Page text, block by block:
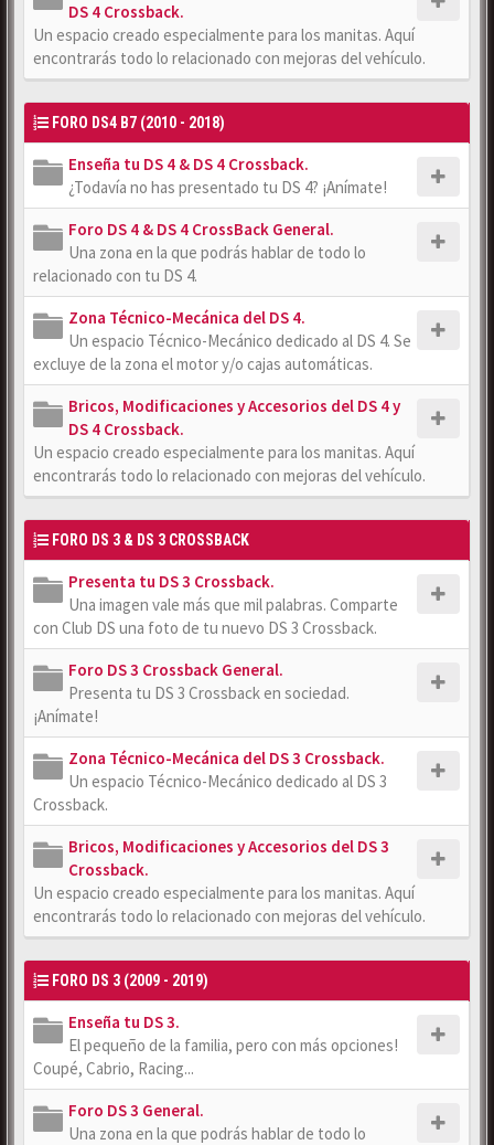
DS 4 Crossback.
Un espacio creado especialmente para los manitas. Aquí
encontrarás todo lo relacionado con mejoras del vehículo.
FORO DS4 B7 (2010 - 2018)
Enseña tu DS 4 & DS 4 Crossback.
¿Todavía no has presentado tu DS 4? ¡Anímate!
Foro DS 4 & DS 4 CrossBack General.
Una zona en la que podrás hablar de todo lo
relacionado con tu DS 4.
Zona Técnico-Mecánica del DS 4.
Un espacio Técnico-Mecánico dedicado al DS 4. Se
excluye de la zona el motor y/o cajas automáticas.
Bricos, Modificaciones y Accesorios del DS 4 y
DS 4 Crossback.
Un espacio creado especialmente para los manitas. Aquí
encontrarás todo lo relacionado con mejoras del vehículo.
FORO DS 3 & DS 3 CROSSBACK
Presenta tu DS 3 Crossback.
Una imagen vale más que mil palabras. Comparte
con Club DS una foto de tu nuevo DS 3 Crossback.
Foro DS 3 Crossback General.
Presenta tu DS 3 Crossback en sociedad.
¡Anímate!
Zona Técnico-Mecánica del DS 3 Crossback.
Un espacio Técnico-Mecánico dedicado al DS 3
Crossback.
Bricos, Modificaciones y Accesorios del DS 3
Crossback.
Un espacio creado especialmente para los manitas. Aquí
encontrarás todo lo relacionado con mejoras del vehículo.
FORO DS 3 (2009 - 2019)
Enseña tu DS 3.
El pequeño de la familia, pero con más opciones!
Coupé, Cabrio, Racing...
Foro DS 3 General.
Una zona en la que podrás hablar de todo lo